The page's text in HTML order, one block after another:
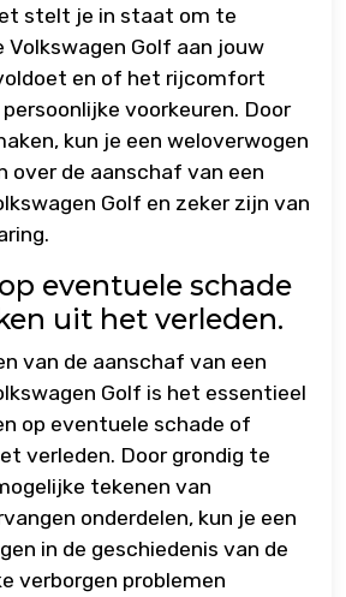
stelt je in staat om te
Volkswagen Golf aan jouw
en of het rijcomfort
voorkeuren. Door
kun je een weloverwogen
over de aanschaf van een
Golf en zeker zijn van
eventuele schade
uit het verleden.
van de aanschaf van een
Golf is het essentieel
op eventuele schade of
verleden. Door grondig te
tekenen van
onderdelen, kun je een
in de geschiedenis van de
verborgen problemen